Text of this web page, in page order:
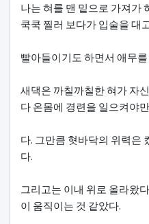
나는 혀를 맨 밑으로 가져가
쿡쿡 찔러 보다가 입술을 대
빨아들이기도 하면서 애무를
새댁은 까칠까칠한 혀가 자
다 온몸에 경련을 일으켜야
다. 그만큼 혓바닥의 위력은
다.
그리고는 이내 위로 올라왔
이 움직이는 것 같았다.